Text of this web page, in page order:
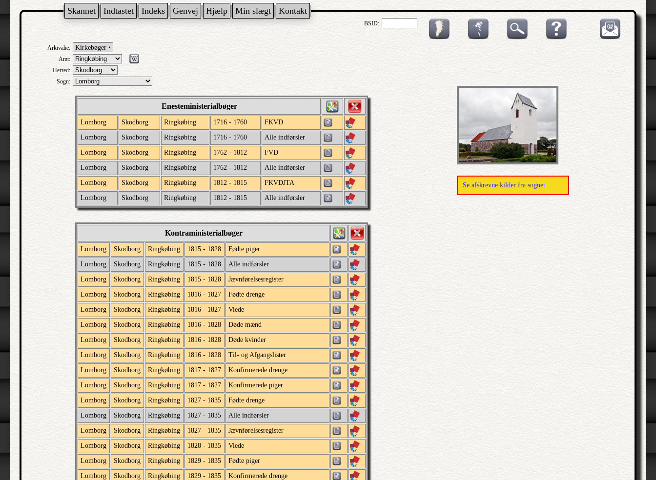
Skannet Indtastet Indeks Genvej Hjælp Min slægt Kontakt
BSID:
Arkivalie: Kirkebøger ‣
Amt:
Herred:
Sogn:
Se afskrevne kilder fra sognet
Enesteministerialbøger
Lomborg Skodborg Ringkøbing 1716 - 1760 FKVD
Lomborg Skodborg Ringkøbing 1716 - 1760 Alle indførsler
Lomborg Skodborg Ringkøbing 1762 - 1812 FVD
Lomborg Skodborg Ringkøbing 1762 - 1812 Alle indførsler
Lomborg Skodborg Ringkøbing 1812 - 1815 FKVDJTA
Lomborg Skodborg Ringkøbing 1812 - 1815 Alle indførsler
Kontraministerialbøger
Lomborg Skodborg Ringkøbing 1815 - 1828 Fødte piger
Lomborg Skodborg Ringkøbing 1815 - 1828 Alle indførsler
Lomborg Skodborg Ringkøbing 1815 - 1828 Jævnførelsesregister
Lomborg Skodborg Ringkøbing 1816 - 1827 Fødte drenge
Lomborg Skodborg Ringkøbing 1816 - 1827 Viede
Lomborg Skodborg Ringkøbing 1816 - 1828 Døde mænd
Lomborg Skodborg Ringkøbing 1816 - 1828 Døde kvinder
Lomborg Skodborg Ringkøbing 1816 - 1828 Til- og Afgangslister
Lomborg Skodborg Ringkøbing 1817 - 1827 Konfirmerede drenge
Lomborg Skodborg Ringkøbing 1817 - 1827 Konfirmerede piger
Lomborg Skodborg Ringkøbing 1827 - 1835 Fødte drenge
Lomborg Skodborg Ringkøbing 1827 - 1835 Alle indførsler
Lomborg Skodborg Ringkøbing 1827 - 1835 Jævnførelsesregister
Lomborg Skodborg Ringkøbing 1828 - 1835 Viede
Lomborg Skodborg Ringkøbing 1829 - 1835 Fødte piger
Lomborg Skodborg Ringkøbing 1829 - 1835 Konfirmerede drenge